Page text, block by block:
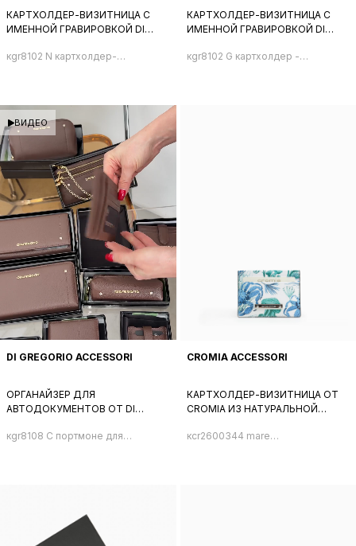
КАРТХОЛДЕР-ВИЗИТНИЦА С
ИМЕННОЙ ГРАВИРОВКОЙ DI
кgr8102 N картхолдер-
КАРТХОЛДЕР-ВИЗИТНИЦА С
ИМЕННОЙ ГРАВИРОВКОЙ DI
ЦВЕТА
кgr8102 G картхолдер -
ВИДЕО
DI GREGORIO ACCESSORI
ОРГАНАЙЗЕР ДЛЯ
АВТОДОКУМЕНТОВ ОТ DI
КОЖИ КОРИЧНЕВОГО ЦВЕТА
кgr8108 C портмоне для
CROMIA ACCESSORI
КАРТХОЛДЕР-ВИЗИТНИЦА ОТ
CROMIA ИЗ НАТУРАЛЬНОЙ
ГОЛУБЫХ И ЗЕЛЕНЫХ ТОНАХ
кcr2600344 mare